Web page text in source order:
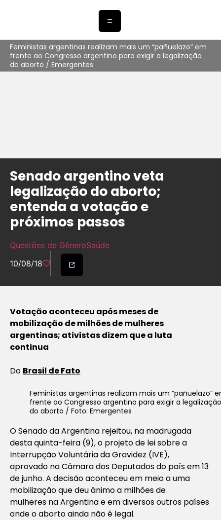
Feministas argentinas realizam mais um “pañuelazo” em
frente ao Congresso argentino para exigir a legalização
do aborto / Emergentes
Senado argentino veta
legalização do aborto;
entenda a votação e
próximos passos
Questões de GêneroSaúde
10/08/18
Votação aconteceu após meses de
mobilização de milhões de mulheres
argentinas; ativistas dizem que a luta
continua
Do Brasil de Fato
Feministas argentinas realizam mais um “pañuelazo”
frente ao Congresso argentino para exigir a legalização
do aborto / Foto: Emergentes
O Senado da Argentina rejeitou, na madrugada
desta quinta-feira (9), o projeto de lei sobre a
Interrupção Voluntária da Gravidez (IVE),
aprovado na Câmara dos Deputados do país em 13
de junho. A decisão aconteceu em meio a uma
mobilização que deu ânimo a milhões de
mulheres na Argentina e em diversos outros países
onde o aborto ainda não é legal.